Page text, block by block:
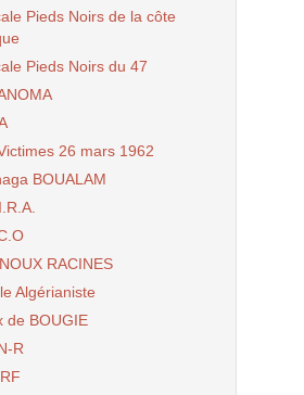
Pieds Noirs de la côte
Pieds Noirs du 47
26 mars 1962
BOUALAM
RACINES
Algérianiste
de BOUGIE
R